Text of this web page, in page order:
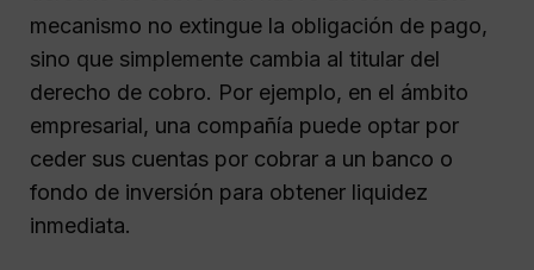
mecanismo no extingue la obligación de pago,
sino que simplemente cambia al titular del
derecho de cobro. Por ejemplo, en el ámbito
empresarial, una compañía puede optar por
ceder sus cuentas por cobrar a un banco o
fondo de inversión para obtener liquidez
inmediata.